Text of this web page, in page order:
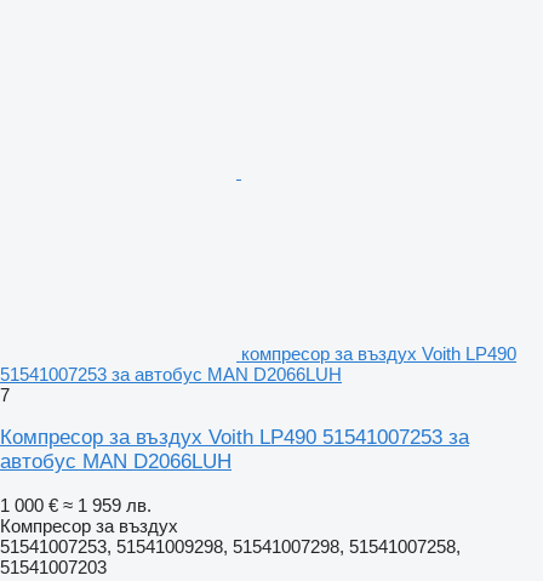
компресор за въздух Voith LP490
51541007253 за автобус MAN D2066LUH
7
Компресор за въздух Voith LP490 51541007253 за
автобус MAN D2066LUH
1 000 € ≈ 1 959 лв.
Компресор за въздух
51541007253, 51541009298, 51541007298, 51541007258,
51541007203